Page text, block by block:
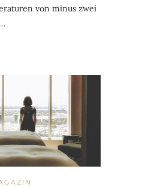
von minus zwei